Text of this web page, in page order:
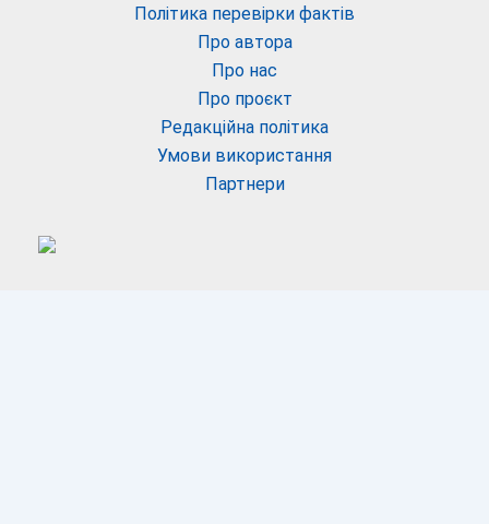
Політика перевірки фактів
Про автора
Про нас
Про проєкт
Редакційна політика
Умови використання
Партнери